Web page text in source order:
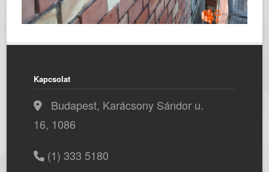
Kapcsolat
Budapest, Karácsony Sándor u.
16, 1086
(1) 333 5180